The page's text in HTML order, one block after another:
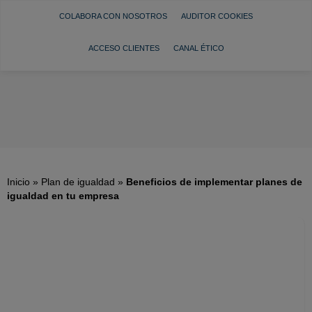
COLABORA CON NOSOTROS AUDITOR COOKIES
ACCESO CLIENTES CANAL ÉTICO
Inicio » Plan de igualdad » Beneficios de implementar planes de
igualdad en tu empresa